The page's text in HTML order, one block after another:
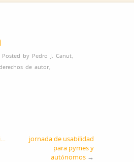
Posted by Pedro J. Canut,
de autor,
jornada de usabilidad
para pymes y
autónomos →